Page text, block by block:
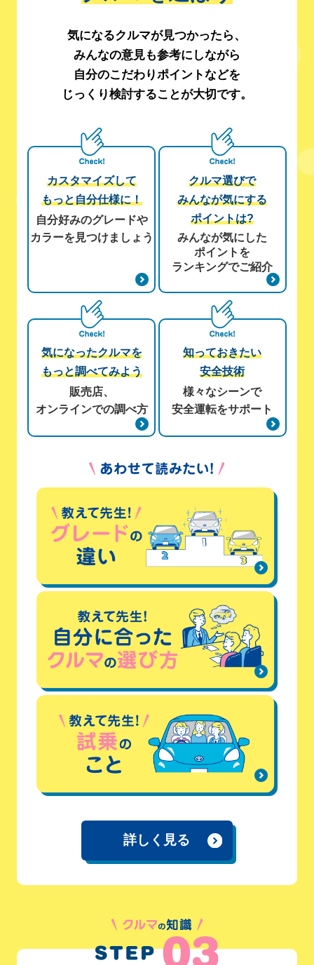
気になるクルマが見つかったら、
みんなの意見も参考にしながら
自分のこだわりポイントなどを
じっくり検討することが大切です。
カスタマイズして
もっと自分仕様に！
自分好みのグレードや
カラーを見つけましょう
クルマ選びで
みんなが気にする
ポイントは?
みんなが気にした
ポイントを
ランキングでご紹介
気になったクルマを
もっと調べてみよう
販売店、
オンラインでの調べ方
知っておきたい
安全技術
様々なシーンで
安全運転をサポート
詳しく見る